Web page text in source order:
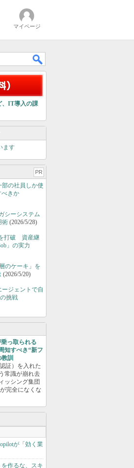
マイページ
、IT導入の課
ます
PR
の社員しか使
べきか
シーシステム
術 (2026/5/28)
打破 資産継
」の実力
のケーキ」を
(2026/5/20)
ジェントで自
挑戦
っ取られる
すべき“新フ
訓
証）を入れた
常識が崩れ去
ッシング集団
完全になくな
が「効く業
を作るな、スキ